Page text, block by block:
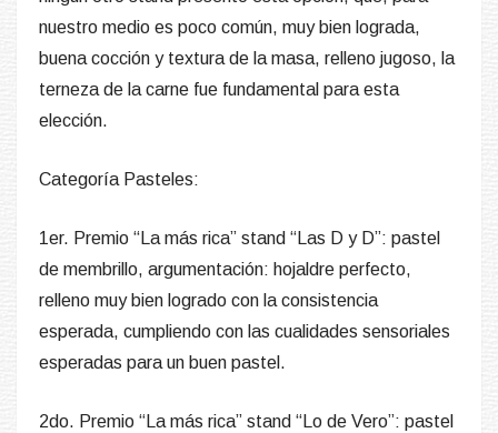
nuestro medio es poco común, muy bien lograda,
buena cocción y textura de la masa, relleno jugoso, la
terneza de la carne fue fundamental para esta
elección.
Categoría Pasteles:
1er. Premio “La más rica” stand “Las D y D”: pastel
de membrillo, argumentación: hojaldre perfecto,
relleno muy bien logrado con la consistencia
esperada, cumpliendo con las cualidades sensoriales
esperadas para un buen pastel.
2do. Premio “La más rica” stand “Lo de Vero”: pastel